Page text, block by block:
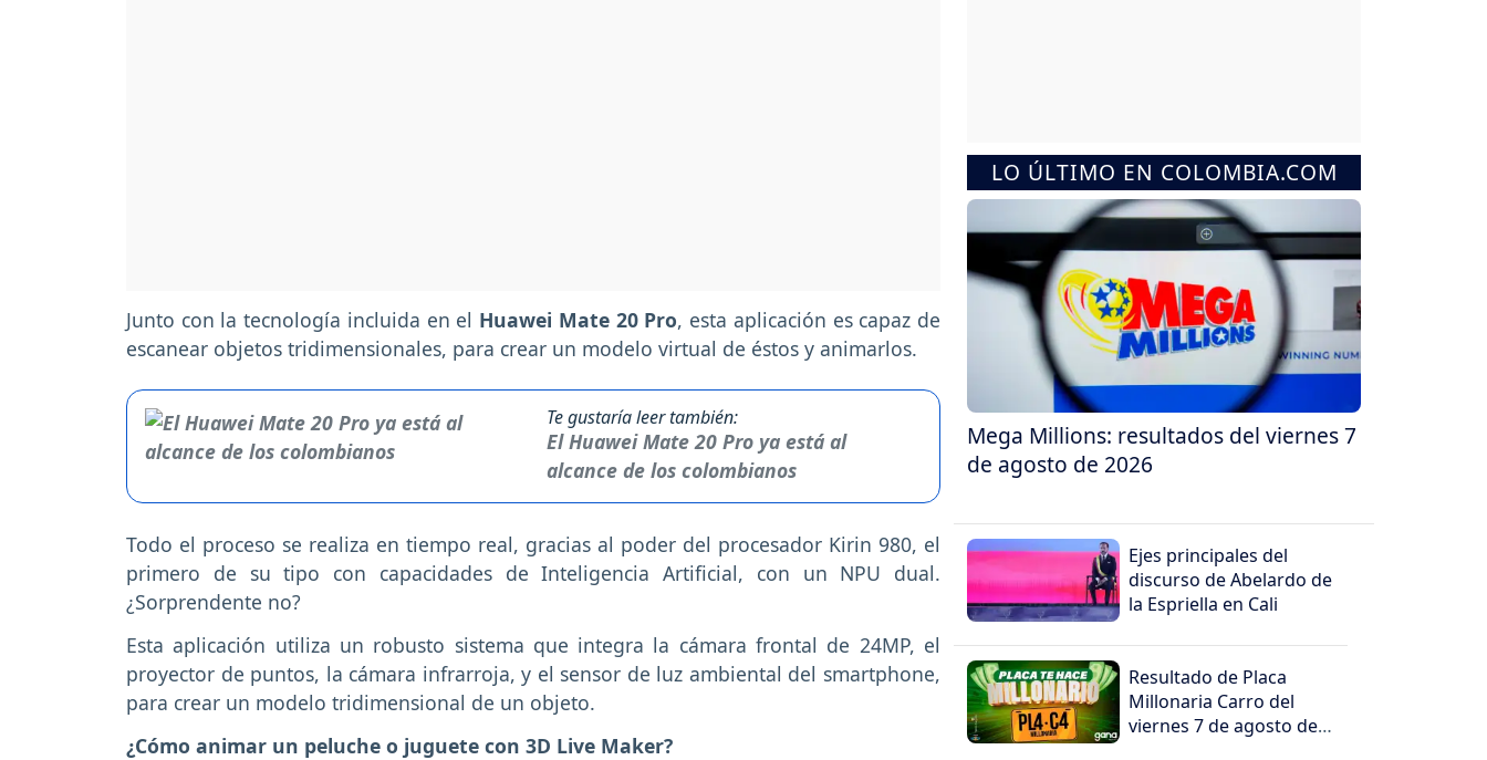
Junto con la tecnología incluida en el Huawei Mate 20 Pro, esta aplicación es capaz de
escanear objetos tridimensionales, para crear un modelo virtual de éstos y animarlos.
Te gustaría leer también:
El Huawei Mate 20 Pro ya está al
alcance de los colombianos
Todo el proceso se realiza en tiempo real, gracias al poder del procesador Kirin 980, el
primero de su tipo con capacidades de Inteligencia Artificial, con un NPU dual.
¿Sorprendente no?
Esta aplicación utiliza un robusto sistema que integra la cámara frontal de 24MP, el
proyector de puntos, la cámara infrarroja, y el sensor de luz ambiental del smartphone,
para crear un modelo tridimensional de un objeto.
¿Cómo animar un peluche o juguete con 3D Live Maker?
LO ÚLTIMO EN COLOMBIA.COM
Mega Millions: resultados del viernes 7
de agosto de 2026
Ejes principales del
discurso de Abelardo de
la Espriella en Cali
Resultado de Placa
Millonaria Carro del
viernes 7 de agosto de